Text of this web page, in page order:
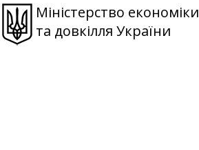
Міністерство економіки
та довкілля України